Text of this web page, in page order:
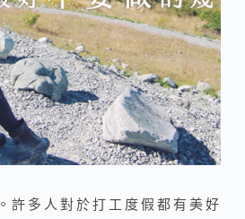
。許多人對於打工度假都有美好